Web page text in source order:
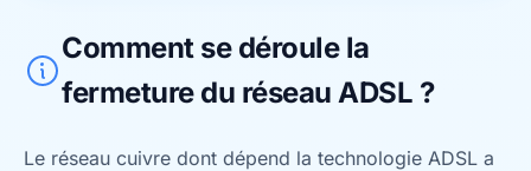
Comment se déroule la
fermeture du réseau ADSL ?
Le réseau cuivre dont dépend la technologie ADSL a